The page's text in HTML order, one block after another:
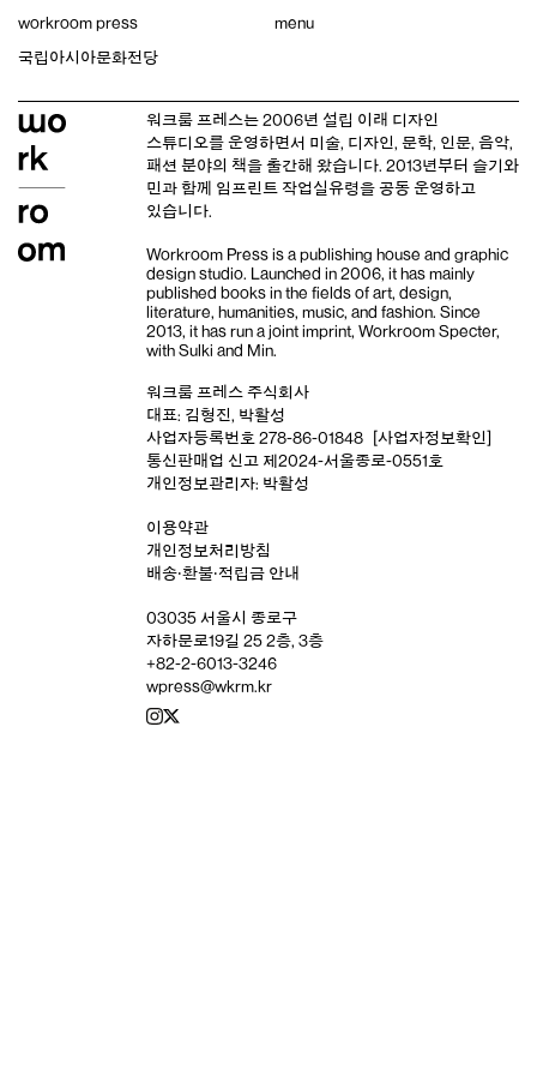
content
workroom press menu
국립아시아문화전당
워크룸 프레스는 2006년 설립 이래 디자인
스튜디오를 운영하면서 미술, 디자인, 문학, 인문, 음악,
패션 분야의 책을 출간해 왔습니다. 2013년부터 슬기와
민과 함께 임프린트 작업실유령을 공동 운영하고
있습니다.
Workroom Press is a publishing house and graphic
design studio. Launched in 2006, it has mainly
published books in the fields of art, design,
literature, humanities, music, and fashion. Since
2013, it has run a joint imprint, Workroom Specter,
with Sulki and Min.
워크룸 프레스 주식회사
대표: 김형진, 박활성
사업자등록번호 278-86-01848
[사업자정보확인]
통신판매업 신고 제2024-서울종로-0551호
개인정보관리자: 박활성
이용약관
개인정보처리방침
배송‧환불‧적립금 안내
03035 서울시 종로구
자하문로19길 25 2층, 3층
+82-2-6013-3246
wpress@wkrm.kr